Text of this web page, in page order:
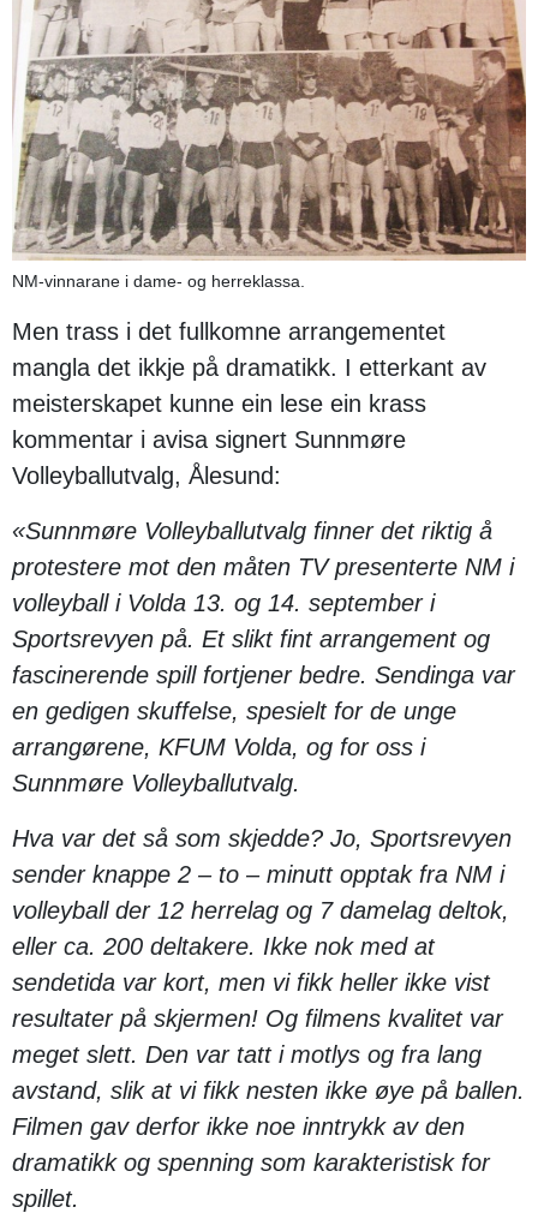
NM-vinnarane i dame- og herreklassa.
Men trass i det fullkomne arrangementet
mangla det ikkje på dramatikk. I etterkant av
meisterskapet kunne ein lese ein krass
kommentar i avisa signert Sunnmøre
Volleyballutvalg, Ålesund:
«Sunnmøre Volleyballutvalg finner det riktig å
protestere mot den måten TV presenterte NM i
volleyball i Volda 13. og 14. september i
Sportsrevyen på. Et slikt fint arrangement og
fascinerende spill fortjener bedre. Sendinga var
en gedigen skuffelse, spesielt for de unge
arrangørene, KFUM Volda, og for oss i
Sunnmøre Volleyballutvalg.
Hva var det så som skjedde? Jo, Sportsrevyen
sender knappe 2 – to – minutt opptak fra NM i
volleyball der 12 herrelag og 7 damelag deltok,
eller ca. 200 deltakere. Ikke nok med at
sendetida var kort, men vi fikk heller ikke vist
resultater på skjermen! Og filmens kvalitet var
meget slett. Den var tatt i motlys og fra lang
avstand, slik at vi fikk nesten ikke øye på ballen.
Filmen gav derfor ikke noe inntrykk av den
dramatikk og spenning som karakteristisk for
spillet.